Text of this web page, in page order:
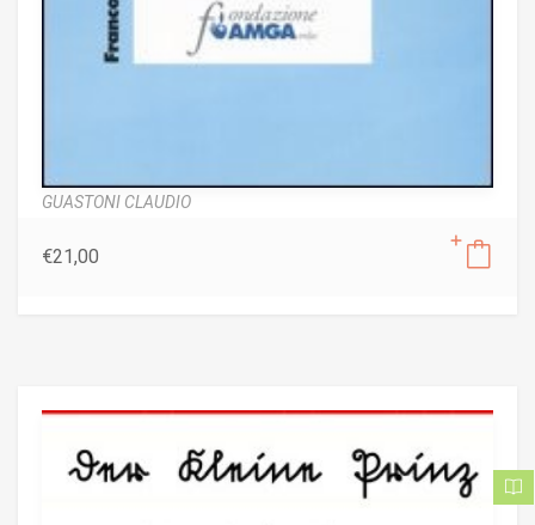
GUASTONI CLAUDIO
€21,00